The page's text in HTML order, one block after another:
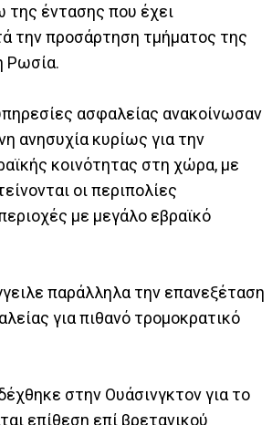
έντασης που έχει
την προσάρτηση τμήματος της
Ρωσία.
ασφαλείας ανακοίνωσαν
ανησυχία κυρίως για την
κοινότητας στη χώρα, με
οι περιπολίες
με μεγάλο εβραϊκό
παράλληλα την επανεξέταση
για πιθανό τρομοκρατικό
στην Ουάσινγκτον για το
επίθεση επί βρετανικού